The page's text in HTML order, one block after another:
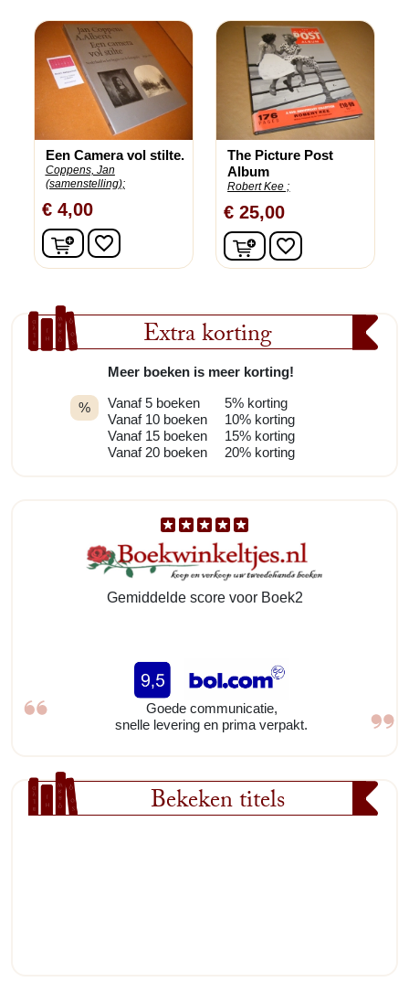
Extra korting
%
Meer boeken is meer korting!
Vanaf 5 boeken
Vanaf 10 boeken
Vanaf 15 boeken
Vanaf 20 boeken
5% korting
10% korting
15% korting
20% korting
Gemiddelde score voor Boek2
Goede communicatie,
snelle levering en prima verpakt.
Bekeken titels
Een Camera vol stilte.
Coppens, Jan
(samenstelling);
€ 4,00
In winkelwagen
favorite_border
The Picture Post
Album
Robert Kee ;
€ 25,00
In winkelwagen
favorite_border